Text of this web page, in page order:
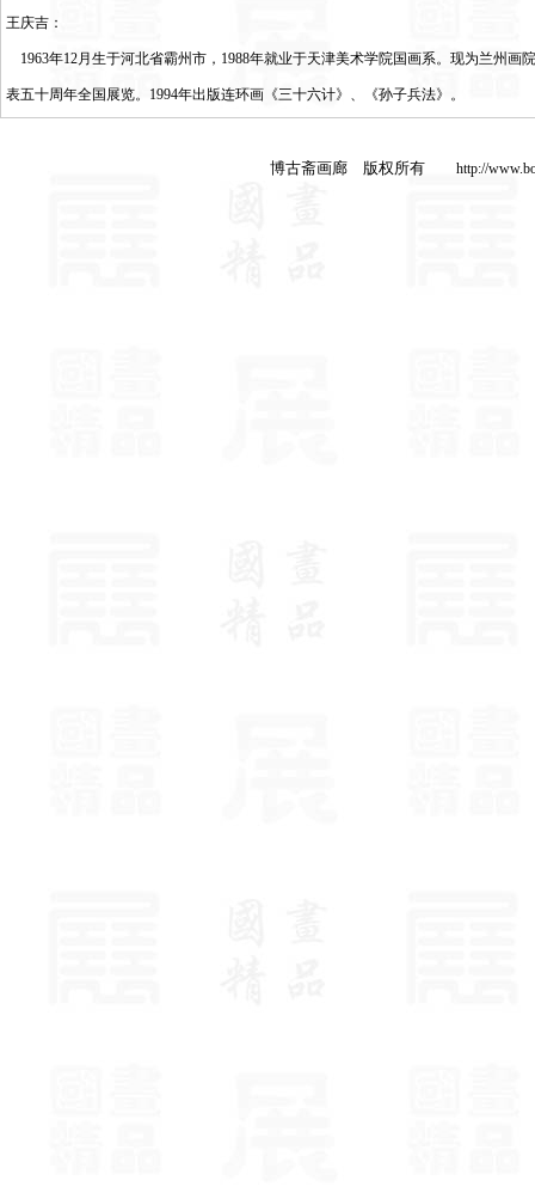
王庆吉：
1963年12月生于河北省霸州市，1988年就业于天津美术学院国画系。现为兰州画
表五十周年全国展览。1994年出版连环画《三十六计》、《孙子兵法》。
博古斋画廊 版权所有 http://